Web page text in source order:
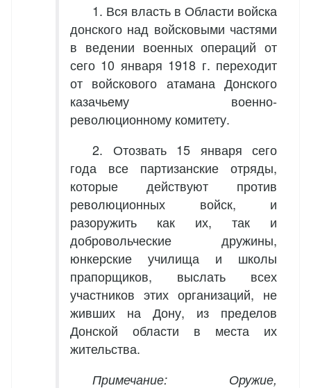
1. Вся власть в Области войска
донского над войсковыми частями
в ведении военных операций от
сего 10 января 1918 г. переходит
от войскового атамана Донского
казачьему военно-
революционному комитету.
2. Отозвать 15 января сего
года все партизанские отряды,
которые действуют против
революционных войск, и
разоружить как их, так и
добровольческие дружины,
юнкерские училища и школы
прапорщиков, выслать всех
участников этих организаций, не
живших на Дону, из пределов
Донской области в места их
жительства.
Примечание: Оружие,